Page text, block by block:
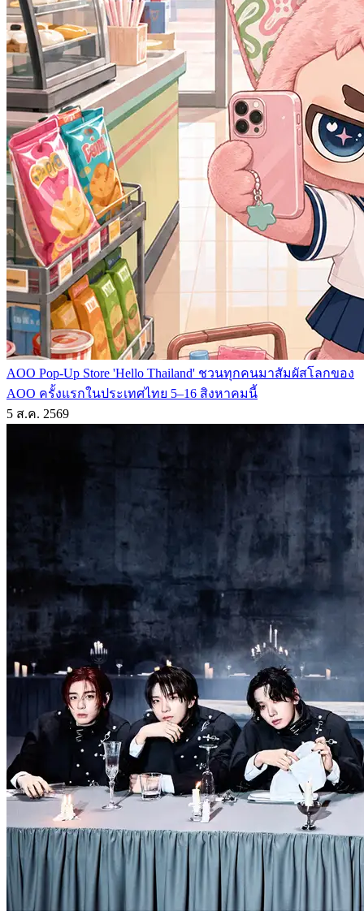
AOO Pop-Up Store 'Hello Thailand' ชวนทุกคนมาสัมผัสโลกของ
AOO ครั้งแรกในประเทศไทย 5–16 สิงหาคมนี้
5 ส.ค. 2569